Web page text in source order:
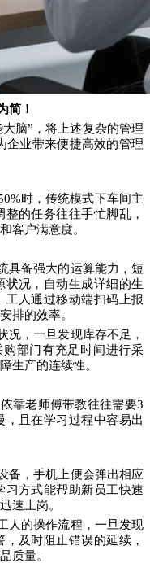
简！
脑”，将上述复杂的管理
企业带来便捷高效的管理
时，传统模式下车间主
的任务往往手忙脚乱，
客户满意度。
具备强大的运算能力，短
状况，自动生成详细的生
工人通过移动端扫码上报
排的效率。
况，一旦发现库存不足，
部门有充足时间进行采
生产的连续性。
靠老师傅带教往往需要3
，且在学习过程中容易出
备，手机上便会弹出相应
习方式能帮助新员工快速
速上岗。
人的操作流程，一旦发现
及时阻止错误的延续，
质量。